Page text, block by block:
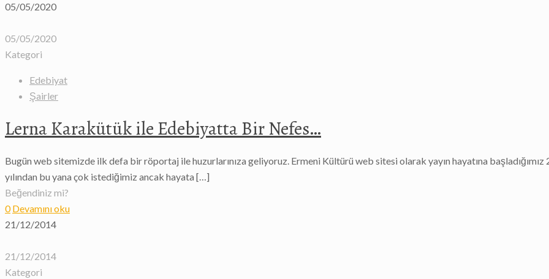
05/05/2020
05/05/2020
Kategori
Edebiyat
Şairler
Lerna Karakütük ile Edebiyatta Bir Nefes…
Bugün web sitemizde ilk defa bir röportaj ile huzurlarınıza geliyoruz. Ermeni Kültürü web sitesi olarak yayın hayatına başladığımız
yılından bu yana çok istediğimiz ancak hayata […]
Beğendiniz mi?
0 Devamını oku
21/12/2014
21/12/2014
Kategori